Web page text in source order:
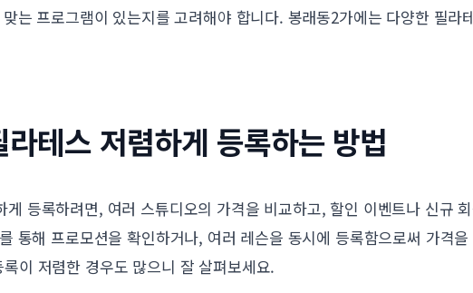
는 프로그램이 있는지를 고려해야 합니다. 봉래동2가에는 다양한 필라
테스 저렴하게 등록하는 방법
등록하려면, 여러 스튜디오의 가격을 비교하고, 할인 이벤트나 신규
통해 프로모션을 확인하거나, 여러 레슨을 동시에 등록함으로써 가격
이 저렴한 경우도 많으니 잘 살펴보세요.